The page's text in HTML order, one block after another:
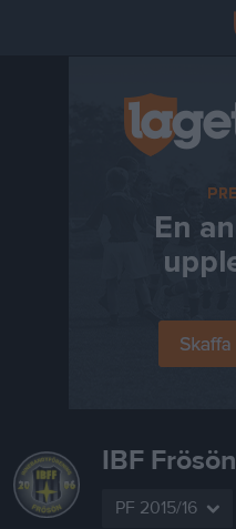
IBF Frösön
PF 2015/16